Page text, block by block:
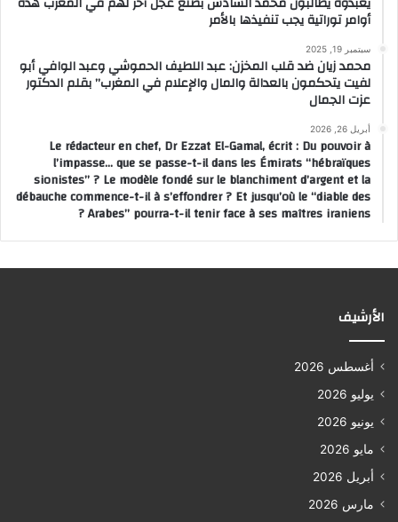
أوامر توراتية يجب تنفيذها بالأمر
سبتمبر 19, 2025
محمد زيان ضد قلب المخزن: عبد اللطيف الحموشي وعبد الوافي أبو
لفيت يتحكمون بالعدالة والمال والإعلام في المغرب” بقلم الدكتور
عزت الجمال
أبريل 26, 2026
Le rédacteur en chef, Dr Ezzat El-Gamal, écrit : Du pouvoir à
l’impasse… que se passe-t-il dans les Émirats “hébraïques
sionistes” ? Le modèle fondé sur le blanchiment d’argent et la
débauche commence-t-il à s’effondrer ? Et jusqu’où le “diable des
Arabes” pourra-t-il tenir face à ses maîtres iraniens ?
الأرشيف
أغسطس 2026
يوليو 2026
يونيو 2026
مايو 2026
أبريل 2026
مارس 2026